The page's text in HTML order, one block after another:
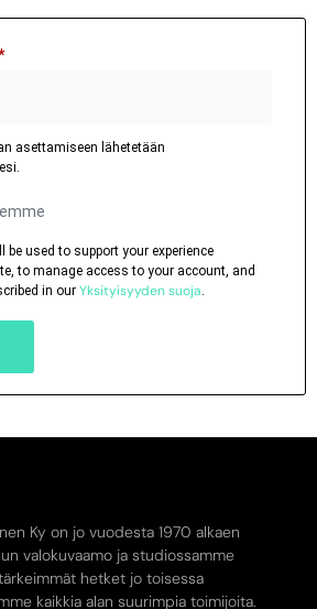
asettamiseen lähetetään
be used to support your experience
to manage access to your account, and
in our Yksityisyyden suoja.
Ky on jo vuodesta 1970 alkaen
valokuvaamo ja studiossamme
hetket jo toisessa
kaikkia alan suurimpia toimijoita.